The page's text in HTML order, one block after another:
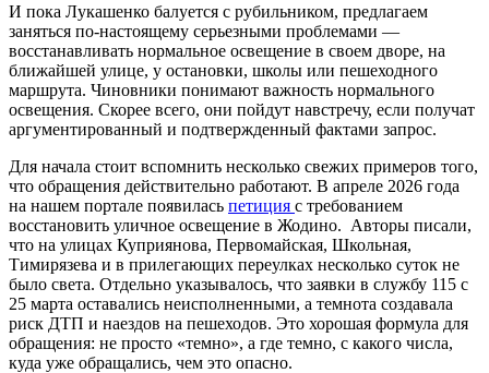
И пока Лукашенко балуется с рубильником, предлагаем
заняться по-настоящему серьезными проблемами —
восстанавливать нормальное освещение в своем дворе, на
ближайшей улице, у остановки, школы или пешеходного
маршрута. Чиновники понимают важность нормального
освещения. Скорее всего, они пойдут навстречу, если получат
аргументированный и подтвержденный фактами запрос.
Для начала стоит вспомнить несколько свежих примеров того,
что обращения действительно работают. В апреле 2026 года
на нашем портале появилась петиция с требованием
восстановить уличное освещение в Жодино. Авторы писали,
что на улицах Куприянова, Первомайская, Школьная,
Тимирязева и в прилегающих переулках несколько суток не
было света. Отдельно указывалось, что заявки в службу 115 с
25 марта оставались неисполненными, а темнота создавала
риск ДТП и наездов на пешеходов. Это хорошая формула для
обращения: не просто «темно», а где темно, с какого числа,
куда уже обращались, чем это опасно.